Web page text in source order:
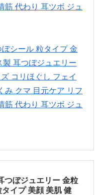
つぼジュエリー 金粒
イプ 美顔 美肌 健